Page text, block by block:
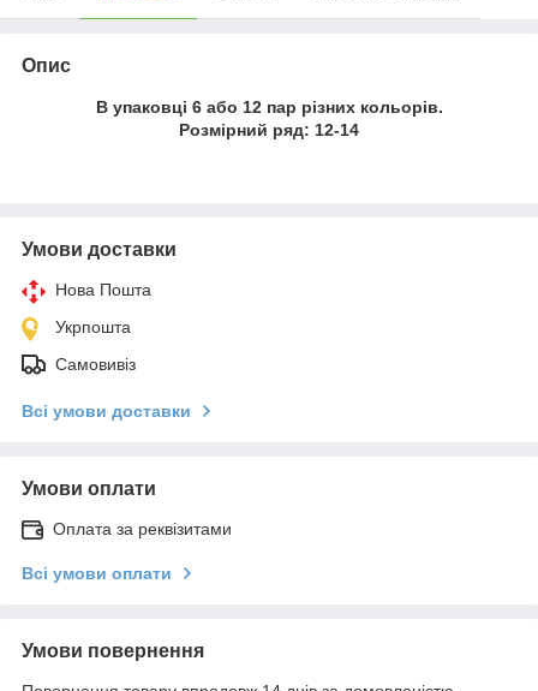
Опис
В упаковці 6 або 12 пар різних кольорів.
Розмірний ряд: 12-14
Умови доставки
Нова Пошта
Укрпошта
Самовивіз
Всі умови доставки
Умови оплати
Оплата за реквізитами
Всі умови оплати
Умови повернення